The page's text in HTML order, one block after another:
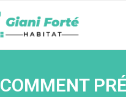
COMMENT